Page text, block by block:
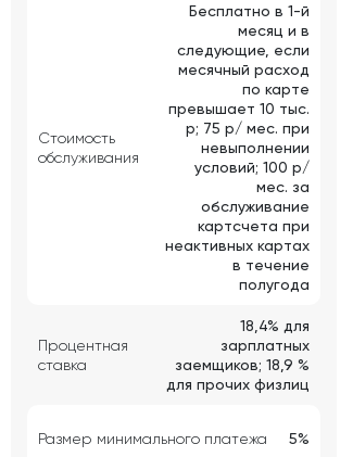
Стоимость
обслуживания
Бесплатно в 1-й
месяц и в
следующие, если
месячный расход
по карте
превышает 10 тыс.
р; 75 р/ мес. при
невыполнении
условий; 100 р/
мес. за
обслуживание
картсчета при
неактивных картах
в течение
полугода
Процентная
ставка
18,4% для
зарплатных
заемщиков; 18,9 %
для прочих физлиц
Размер минимального платежа 5%